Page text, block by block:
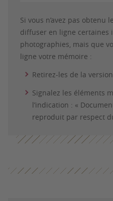
Si vous n’avez pas obtenu
diffuser en ligne certaines
photographies, mais que
ligne votre mémoire :
Retirez-les de la
Signalez les éléments
l’indication : «
reproduit par respect